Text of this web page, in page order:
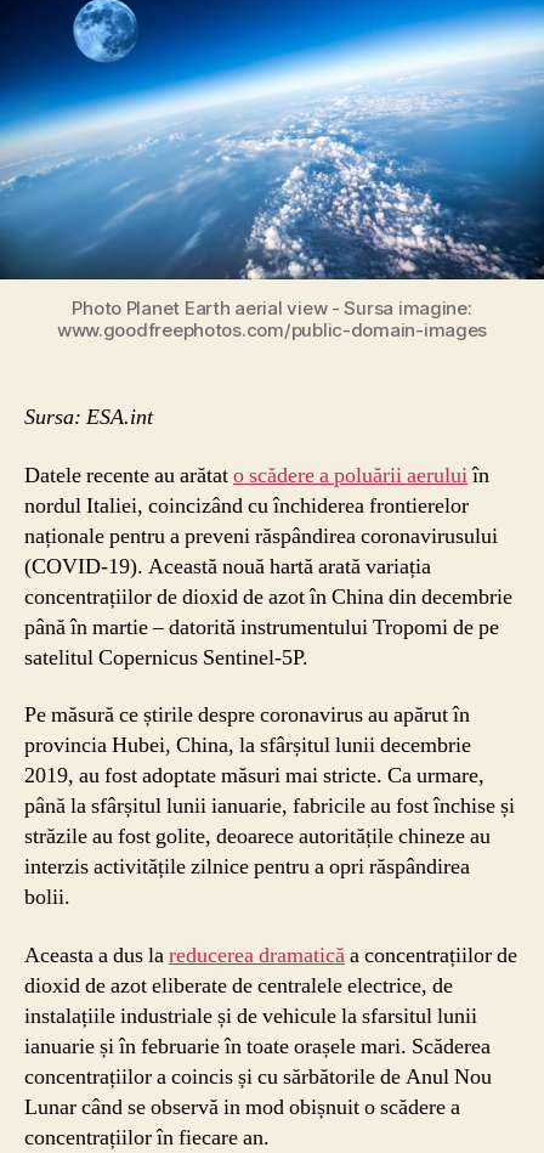
azot
deasupra
Chinei
Photo Planet Earth aerial view - Sursa imagine:
www.goodfreephotos.com/public-domain-images
Sursa: ESA.int
Datele recente au arătato scădere a poluării aeruluiîn
nordul Italiei, coincizând cu închiderea frontierelor
naționale pentru a preveni răspândirea coronavirusului
(COVID-19). Această nouă hartă arată variația
concentrațiilor de dioxid de azot în China din decembrie
până în martie – datorită instrumentului Tropomi de pe
satelitul Copernicus Sentinel-5P.
Pe măsură ce știrile despre coronavirus au apărut în
provincia Hubei, China, la sfârșitul lunii decembrie
2019, au fost adoptate măsuri mai stricte. Ca urmare,
până la sfârșitul lunii ianuarie, fabricile au fost închise și
străzile au fost golite, deoarece autoritățile chineze au
interzis activitățile zilnice pentru a opri răspândirea
bolii.
Aceasta a dus lareducerea dramaticăa concentrațiilor de
dioxid de azot eliberate de centralele electrice, de
instalațiile industriale și de vehicule la sfarsitul lunii
ianuarie și în februarie în toate orașele mari. Scăderea
concentrațiilor a coincis și cu sărbătorile de Anul Nou
Lunar când se observă in mod obișnuit o scădere a
concentrațiilor în fiecare an.